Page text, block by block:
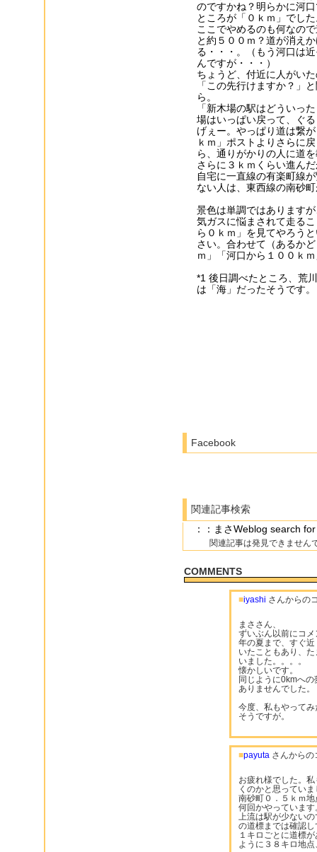
のですかね？明らかに河
ところが「０ｋｍ」でし
ここでやめるのも何なの
と約５００ｍ？道が消え
る・・・。（もう河口は
んですが・・・）
ちょうど、付近に人がい
「この先行けますか？」
ら。
「新木場の駅はどういっ
場はいっぱい戻って、ぐ
げぇー。やっぱり道は繋
ｋｍ」ポストよりさらに
ら、通りがかりの人に道
さらに３ｋｍくらい進ん
自宅に一直線の有楽町線
ない人は、東西線の南砂
景色は単調ではあります
気ガスに悩まされて走る
ら０ｋｍ」を見てやろう
さい。合わせて（あるか
ｍ」「河口から１００ｋ
*1 後日調べたところ、荒
は「海」だったそうです。
Facebook
関連記事検索
：：まさWeblog search
関連記事は発見できません
COMMENTS
■iyashi さんからの
まささん、
ずいぶん以前にコ
年の夏まで、すぐ
いたこともあり、
いました。。。。
懐かしいです。
同じように0kmへ
ありませんでした。
今度、私もやって
そうですが。
■payuta さんからの
お疲れ様でした。
くのかと思ってい
南砂町０．５ｋｍ
何回かやっています
上流は駅が少ない
の道標までは確認
１キロごとに道標
ように３８キロ地